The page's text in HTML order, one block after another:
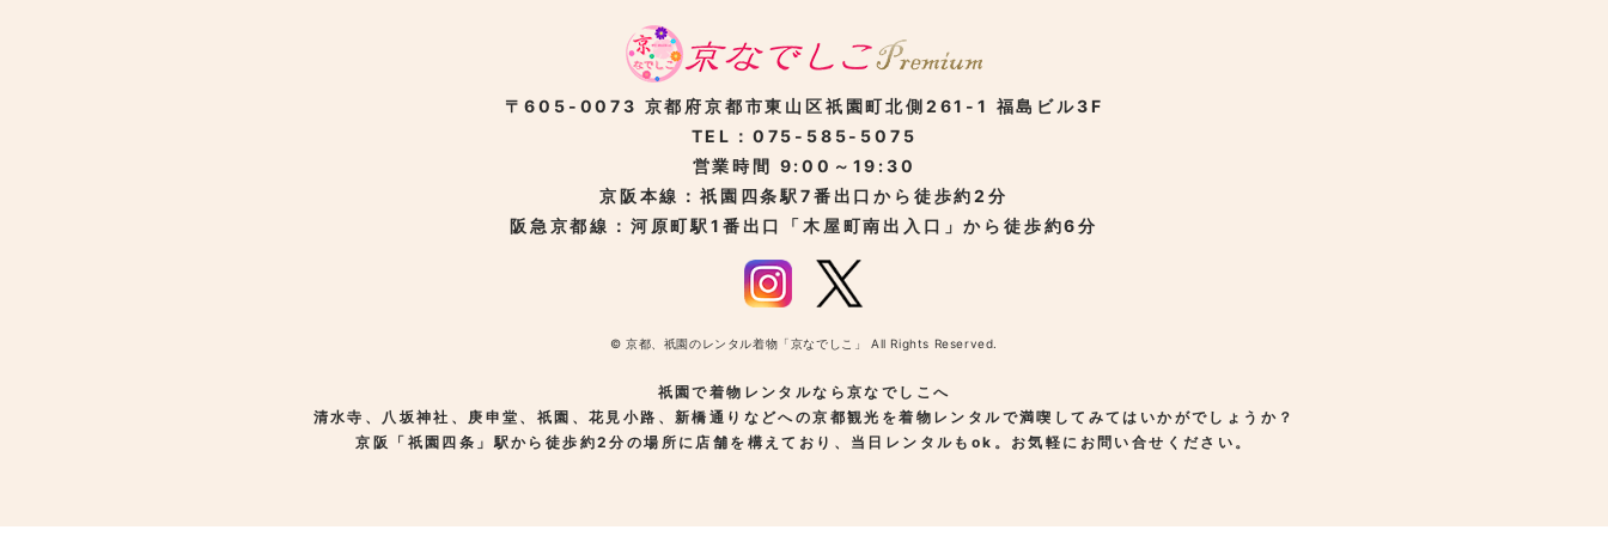
〒605-0073 京都府京都市東山区祇園町北側261-1 福島ビル3F
TEL：075-585-5075
営業時間 9:00～19:30
京阪本線：祇園四条駅7番出口から徒歩約2分
阪急京都線：河原町駅 1番出口「木屋町南出入口」から徒歩約6分
© 京都、祇園のレンタル着物「京なでしこ」 All Rights Reserved.
祇園で着物レンタルなら京なでしこへ
清水寺、八坂神社、庚申堂、祇園、花見小路、新橋通りなどへの京都観光を着物レンタルで満喫してみてはいかがでしょうか？
京阪「祇園四条」駅から徒歩約2分の場所に店舗を構えており、当日レンタルもok。お気軽にお問い合せください。